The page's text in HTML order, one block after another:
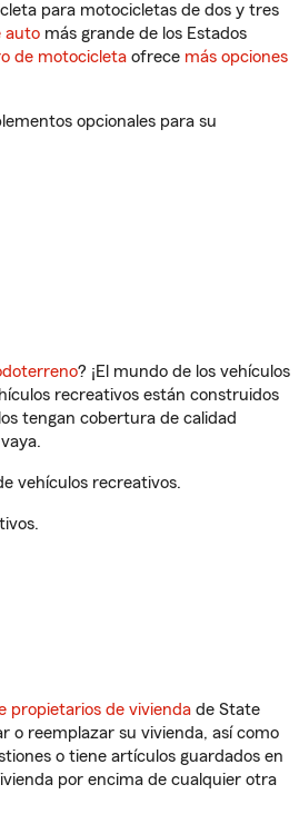
para motocicletas de dos y tres
auto más grande de los Estados
de motocicleta ofrece más opciones
opcionales para su
? ¡El mundo de los vehículos
recreativos están construidos
tengan cobertura de calidad
vehículos recreativos.
propietarios de vivienda de State
o reemplazar su vivienda, así como
o tiene artículos guardados en
por encima de cualquier otra